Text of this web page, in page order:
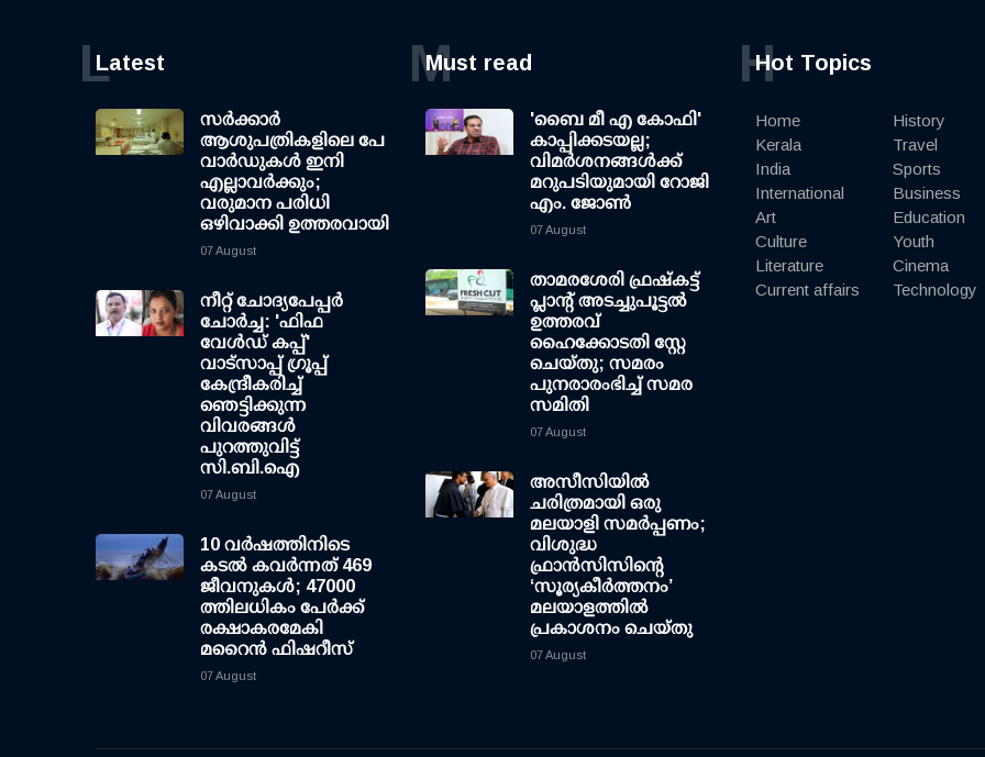
Latest
L
സര്‍ക്കാര്‍
ആശുപത്രികളിലെ പേ
വാര്‍ഡുകള്‍ ഇനി
എല്ലാവര്‍ക്കും;
വരുമാന പരിധി
ഒഴിവാക്കി ഉത്തരവായി
07 August
നീറ്റ് ചോദ്യപേപ്പര്‍
ചോര്‍ച്ച: 'ഫിഫ
വേള്‍ഡ് കപ്പ്'
വാട്സാപ്പ് ഗ്രൂപ്പ്
കേന്ദ്രീകരിച്ച്
ഞെട്ടിക്കുന്ന
വിവരങ്ങള്‍
പുറത്തുവിട്ട്
സി.ബി.ഐ
07 August
10 വര്‍ഷത്തിനിടെ
കടല്‍ കവര്‍ന്നത് 469
ജീവനുകള്‍; 47000
ത്തിലധികം പേര്‍ക്ക്
രക്ഷാകരമേകി
മറൈന്‍ ഫിഷറീസ്
07 August
Must read
M
'ബൈ മീ എ കോഫി'
കാപ്പിക്കടയല്ല;
വിമര്‍ശനങ്ങള്‍ക്ക്
മറുപടിയുമായി റോജി
എം. ജോണ്‍
07 August
താമരശേരി ഫ്രഷ്കട്ട്
പ്ലാന്റ് അടച്ചുപൂട്ടൽ
ഉത്തരവ്
ഹൈക്കോടതി സ്റ്റേ
ചെയ്തു; സമരം
പുനരാരംഭിച്ച് സമര
സമിതി
07 August
അസീസിയിൽ
ചരിത്രമായി ഒരു
മലയാളി സമർപ്പണം;
വിശുദ്ധ
ഫ്രാൻസിസിന്റെ
‘സൂര്യകീർത്തനം’
മലയാളത്തിൽ
പ്രകാശനം ചെയ്തു
07 August
Hot Topics
H
Home
Kerala
India
International
Art
Culture
Literature
Current affairs
History
Travel
Sports
Business
Education
Youth
Cinema
Technology